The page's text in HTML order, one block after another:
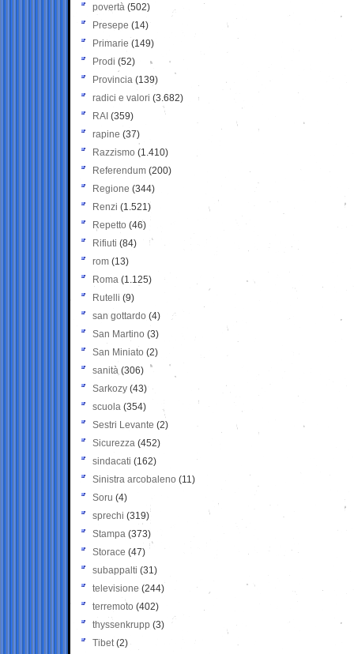
povertà (502)
Presepe (14)
Primarie (149)
Prodi (52)
Provincia (139)
radici e valori (3.682)
RAI (359)
rapine (37)
Razzismo (1.410)
Referendum (200)
Regione (344)
Renzi (1.521)
Repetto (46)
Rifiuti (84)
rom (13)
Roma (1.125)
Rutelli (9)
san gottardo (4)
San Martino (3)
San Miniato (2)
sanità (306)
Sarkozy (43)
scuola (354)
Sestri Levante (2)
Sicurezza (452)
sindacati (162)
Sinistra arcobaleno (11)
Soru (4)
sprechi (319)
Stampa (373)
Storace (47)
subappalti (31)
televisione(244)
terremoto (402)
thyssenkrupp (3)
Tibet(2)